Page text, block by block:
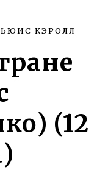
КЭРОЛЛ
(12